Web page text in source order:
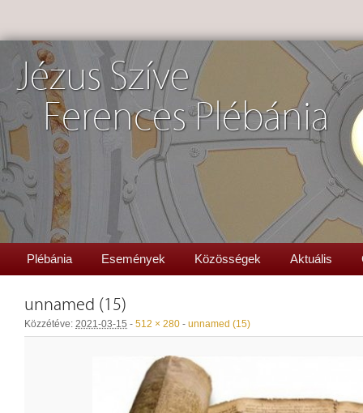
Jézus Szíve
Ferences Plébánia
Plébánia Események Közösségek Aktuális
unnamed (15)
Közzétéve: 2021-03-15 - 512 × 280 - unnamed (15)